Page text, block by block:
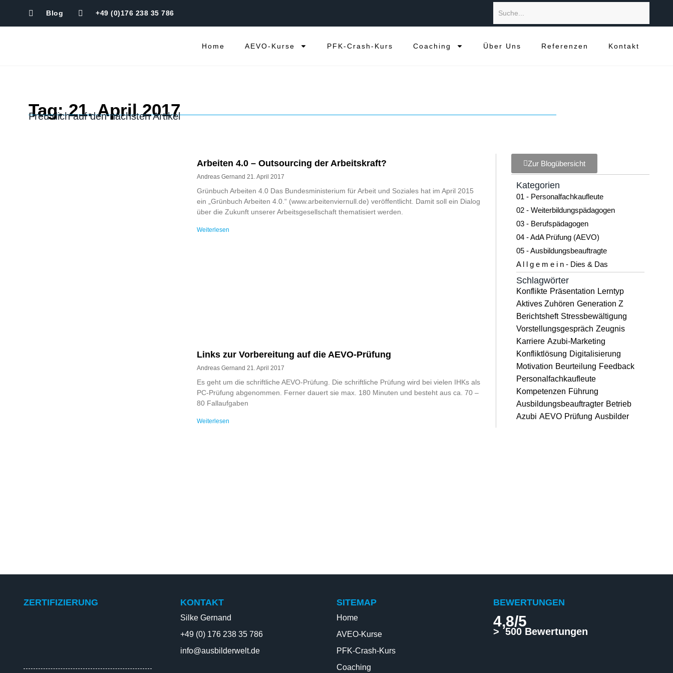
Blog +49 (0)176 238 35 786
Home AEVO-Kurse PFK-Crash-Kurs Coaching Über Uns Referenzen Kontakt
Tag: 21. April 2017
Freu dich auf den nächsten Artikel
Arbeiten 4.0 – Outsourcing der Arbeitskraft?
Andreas Gernand 21. April 2017
Grünbuch Arbeiten 4.0 Das Bundesministerium für Arbeit und Soziales hat im April 2015
ein „Grünbuch Arbeiten 4.0.“ (www.arbeitenviernull.de) veröffentlicht. Damit soll ein Dialog
über die Zukunft unserer Arbeitsgesellschaft thematisiert werden.
Weiterlesen
Links zur Vorbereitung auf die AEVO-Prüfung
Andreas Gernand 21. April 2017
Es geht um die schriftliche AEVO-Prüfung. Die schriftliche Prüfung wird bei vielen IHKs als
PC-Prüfung abgenommen. Ferner dauert sie max. 180 Minuten und besteht aus ca. 70 –
80 Fallaufgaben
Weiterlesen
Zur Blogübersicht
Kategorien
01 - Personalfachkaufleute
02 - Weiterbildungspädagogen
03 - Berufspädagogen
04 - AdA Prüfung (AEVO)
05 - Ausbildungsbeauftragte
A l l g e m e i n - Dies & Das
Schlagwörter
Konflikte Präsentation Lerntyp
Aktives Zuhören Generation Z
Berichtsheft Stressbewältigung
Vorstellungsgespräch Zeugnis
Karriere Azubi-Marketing
Konfliktlösung Digitalisierung
Motivation Beurteilung Feedback
Personalfachkaufleute
Kompetenzen Führung
Ausbildungsbeauftragter Betrieb
Azubi AEVO Prüfung Ausbilder
ZERTIFIZIERUNG KONTAKT
Silke Gernand
+49 (0) 176 238 35 786
info@ausbilderwelt.de
SITEMAP
Home
AVEO-Kurse
PFK-Crash-Kurs
Coaching
BEWERTUNGEN
4,8/5
> 500 Bewertungen